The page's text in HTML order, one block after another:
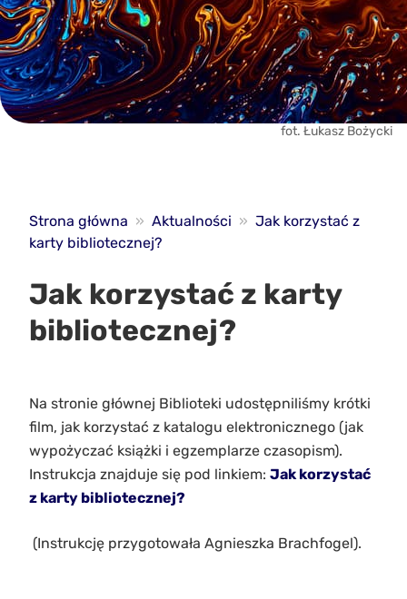
fot. Łukasz Bożycki
Strona główna » Aktualności » Jak korzystać z
karty bibliotecznej?
Jak korzystać z karty
bibliotecznej?
Na stronie głównej Biblioteki udostępniliśmy krótki
film, jak korzystać z katalogu elektronicznego (jak
wypożyczać książki i egzemplarze czasopism).
Instrukcja znajduje się pod linkiem: Jak korzystać
z karty bibliotecznej?
(Instrukcję przygotowała Agnieszka Brachfogel).